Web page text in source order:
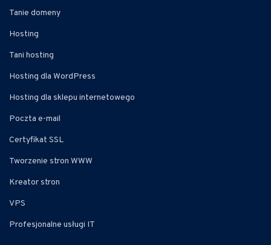
Tanie domeny
Hosting
Tani hosting
Hosting dla WordPress
Hosting dla sklepu internetowego
Poczta e-mail
Certyfikat SSL
Tworzenie stron WWW
Kreator stron
VPS
Profesjonalne usługi IT